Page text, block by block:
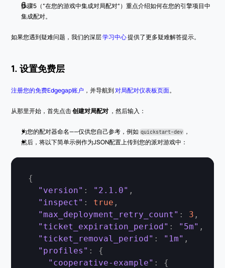
步骤5（“在您的游戏中集成对局配对”）重点介绍如何在您的引擎项目中
集成配对。
如果您遇到疑难问题，我们的深层 学习中心 提供了更多疑难解答提示。
1. 设置免费层
注册您的免费Edgegap账户 ，并导航到 对局配对仪表板页面。
从那里开始，首先点击 创建对局配对 ，然后输入：
为您的配对器命名——仅供您自己参考，例如 quickstart-dev
，
然后，将以下简单示例作为JSON配置上传到您的派对游戏中：
{
"version" : "2.1.0" ,
"inspect" : true ,
"max_deployment_retry_count" : 3 ,
"ticket_expiration_period" : "5m" ,
"ticket_removal_period" : "1m" ,
"profiles" :
{
"cooperative-example" :
{